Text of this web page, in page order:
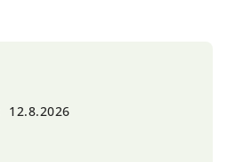
12.8.2026